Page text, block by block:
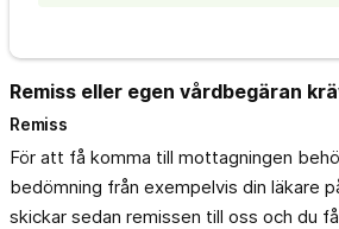
Remiss eller egen vårdbegäran
Remiss
För att få komma till mottagningen
bedömning från exempelvis din läkare
skickar sedan remissen till oss och du